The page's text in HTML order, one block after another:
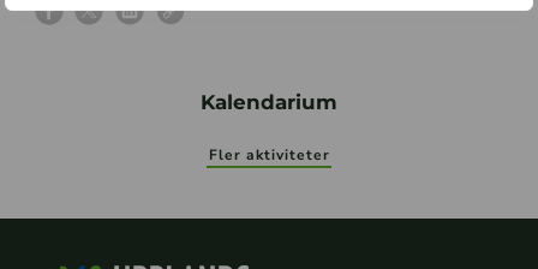
Kalendarium
Fler aktiviteter